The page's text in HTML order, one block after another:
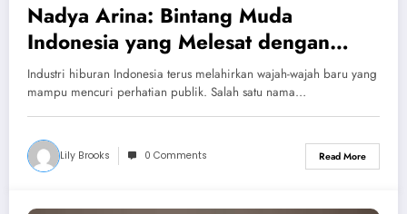
Nadya Arina: Bintang Muda
Indonesia yang Melesat dengan
Bakat dan Pesona
Industri hiburan Indonesia terus melahirkan wajah-wajah baru yang
mampu mencuri perhatian publik. Salah satu nama…
Lily Brooks 0 Comments Read More